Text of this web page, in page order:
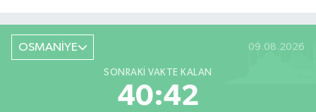
OSMANİYE 09.08.2026
SONRAKI VAKTE KALAN
40:41